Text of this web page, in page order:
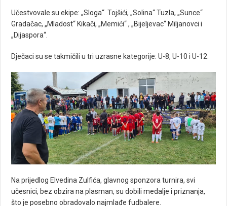
Učestvovale su ekipe: „Sloga“ Tojšići, „Solina“ Tuzla, „Sunce“
Gradačac, „Mladost“ Kikači, „Memići“ , „Bijeljevac“ Miljanovci i
„Dijaspora“.
Dječaci su se takmičili u tri uzrasne kategorije: U-8, U-10 i U-12.
Na prijedlog Elvedina Zulfića, glavnog sponzora turnira, svi
učesnici, bez obzira na plasman, su dobili medalje i priznanja,
što je posebno obradovalo najmlađe fudbalere.